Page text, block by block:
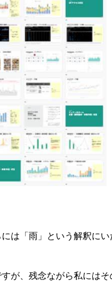
は「雨」という解釈にい
が、残念ながら私にはそ